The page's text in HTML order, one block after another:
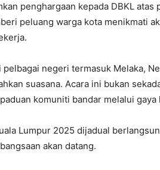
penghargaan kepada DBKL
peluang warga kota menikmati
negeri termasuk Melaka,
suasana. Acara ini bukan
komuniti bandar melalui gaya
Lumpur 2025 dijadual
akan datang.